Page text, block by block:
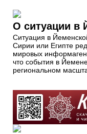
О ситуации в
Ситуация в
Сирии или Египте
мировых
что события в
региональном